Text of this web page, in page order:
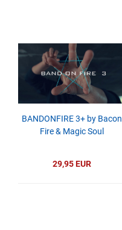
BANDONFIRE 3+ by Bacon
Fire & Magic Soul
29,95 EUR